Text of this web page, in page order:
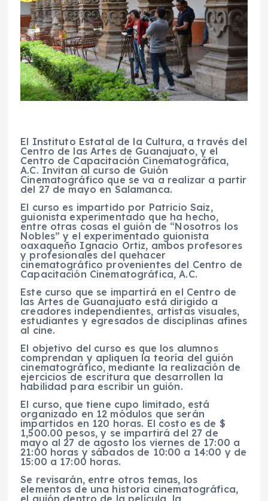
El Instituto Estatal de la Cultura, a través del
Centro de las Artes de Guanajuato, y el
Centro de Capacitación Cinematográfica,
A.C. Invitan al curso de Guión
Cinematográfico que se va a realizar a partir
del 27 de mayo en Salamanca.
El curso es impartido por Patricio Saiz,
guionista experimentado que ha hecho,
entre otras cosas el guión de “Nosotros los
Nobles” y el experimentado guionista
oaxaqueño Ignacio Ortiz, ambos profesores
y profesionales del quehacer
cinematográfico provenientes del Centro de
Capacitación Cinematográfica, A.C.
Este curso que se impartirá en el Centro de
las Artes de Guanajuato está dirigido a
creadores independientes, artistas visuales,
estudiantes y egresados de disciplinas afines
al cine.
El objetivo del curso es que los alumnos
comprendan y apliquen la teoría del guión
cinematográfico, mediante la realización de
ejercicios de escritura que desarrollen la
habilidad para escribir un guión.
El curso, que tiene cupo limitado, está
organizado en 12 módulos que serán
impartidos en 120 horas. El costo es de $
1,500.00 pesos, y se impartirá del 27 de
mayo al 27 de agosto los viernes de 17:00 a
21:00 horas y sábados de 10:00 a 14:00 y de
15:00 a 17:00 horas.
Se revisarán, entre otros temas, los
elementos de una historia cinematográfica,